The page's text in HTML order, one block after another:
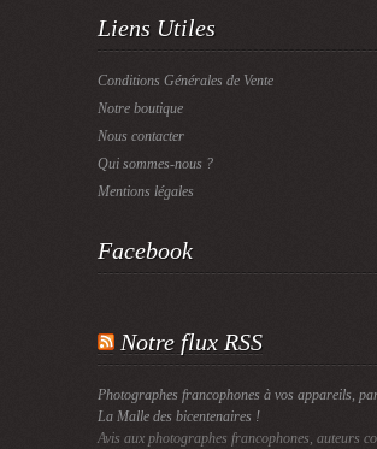
Liens Utiles
Conditions Générales de Vente
Notre boutique
Nous contacter
Qui sommes-nous ?
Mentions légales
Facebook
Notre flux RSS
Photographes francophones à vos appareils,
La Malle des bicentenaires !
Avis aux photographes francophones, auteurs